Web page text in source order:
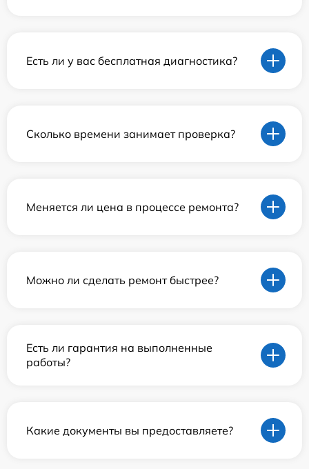
Есть ли у вас бесплатная диагностика?
Сколько времени занимает проверка?
Меняется ли цена в процессе ремонта?
Можно ли сделать ремонт быстрее?
Есть ли гарантия на выполненные
работы?
Какие документы вы предоставляете?